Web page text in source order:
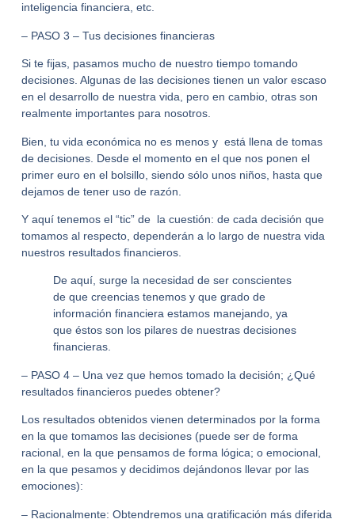
inteligencia financiera, etc.
– PASO 3 – Tus decisiones financieras
Si te fijas, pasamos mucho de nuestro tiempo tomando
decisiones. Algunas de las decisiones tienen un valor escaso
en el desarrollo de nuestra vida, pero en cambio, otras son
realmente importantes para nosotros.
Bien, tu vida económica no es menos y está llena de tomas
de decisiones. Desde el momento en el que nos ponen el
primer euro en el bolsillo, siendo sólo unos niños, hasta que
dejamos de tener uso de razón.
Y aquí tenemos el “tic” de la cuestión: de cada decisión que
tomamos al respecto, dependerán a lo largo de nuestra vida
nuestros resultados financieros.
De aquí, surge la necesidad de ser conscientes
de que creencias tenemos y que grado de
información financiera estamos manejando, ya
que éstos son los pilares de nuestras decisiones
financieras.
– PASO 4 –Una vez que hemos tomado la decisión; ¿Qué
resultados financieros puedes obtener?
Los resultados obtenidos vienen determinados por la forma
en la que tomamos las decisiones (puede ser de forma
racional, en la que pensamos de forma lógica; o emocional,
en la que pesamos y decidimos dejándonos llevar por las
emociones):
– Racionalmente: Obtendremos una gratificación más diferida